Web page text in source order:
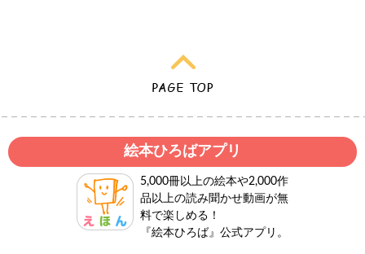
絵本ひろばアプリ
5,000冊以上の絵本や2,000作
品以上の読み聞かせ動画が無
料で楽しめる！
『絵本ひろば』公式アプリ。